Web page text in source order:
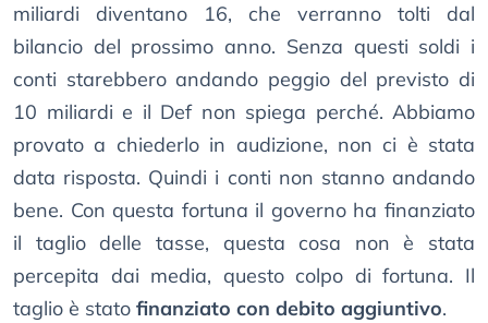
miliardi diventano 16, che verranno tolti dal
bilancio del prossimo anno. Senza questi soldi i
conti starebbero andando peggio del previsto di
10 miliardi e il Def non spiega perché. Abbiamo
provato a chiederlo in audizione, non ci è stata
data risposta. Quindi i conti non stanno andando
bene. Con questa fortuna il governo ha finanziato
il taglio delle tasse, questa cosa non è stata
percepita dai media, questo colpo di fortuna. Il
taglio è stato finanziato con debito aggiuntivo.